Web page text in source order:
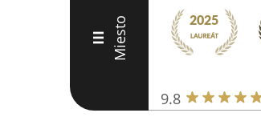
III Miesto
9.8